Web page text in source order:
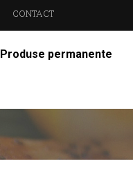
CONTACT
Produse permanente